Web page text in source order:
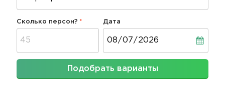
Сколько персон? Дата
Подобрать варианты